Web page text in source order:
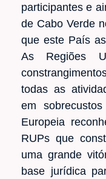
participantes e
de Cabo Verde
que este País
As Regiões
todas as
em
Europeia
RUPs que
uma grande
base jurídica